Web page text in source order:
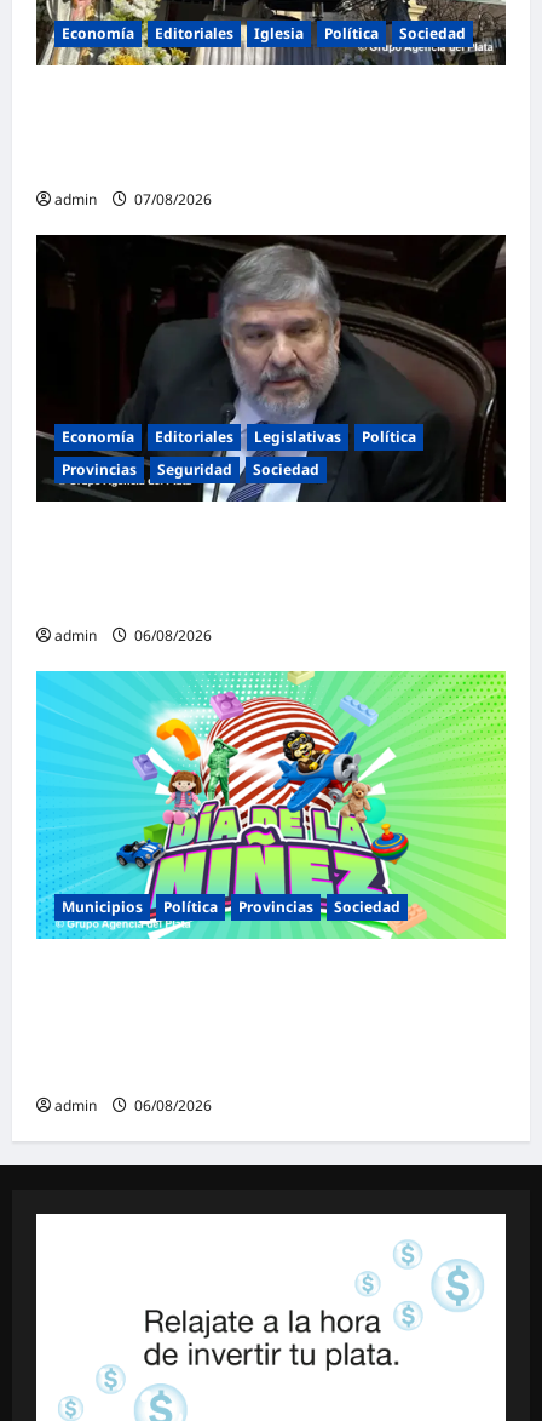
Economía Editoriales Iglesia Política Sociedad
admin 07/08/2026
Economía Editoriales Legislativas
Política
Provincias
Seguridad Sociedad
admin 06/08/2026
Municipios Política Provincias Sociedad
admin 06/08/2026